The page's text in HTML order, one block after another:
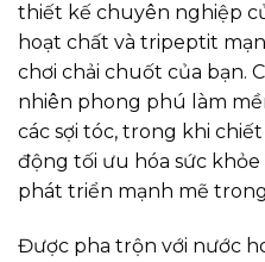
thiết kế chuyên nghiệp
hoạt chất và tripeptit
chơi chải chuốt của bạn.
nhiên phong phú làm
các sợi tóc, trong khi
động tối ưu hóa sức
phát triển mạnh mẽ
Được pha trộn với nước